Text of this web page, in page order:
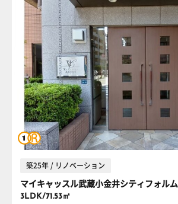
築25年 / リノベーション
マイキャッスル武蔵小金井シティフォルム
3LDK/71.53㎡